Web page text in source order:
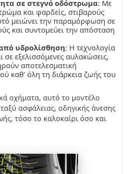
σε στεγνό οδόστρωμα: Με
και φαρδείς, στιβαρούς
μειώνει την παραμόρφωση σε
και συντομεύει την απόσταση
υδρολίσθηση: Η τεχνολογία
σε εξελισσόμενες αυλακώσεις,
αποτελεσματική
καθ’ όλη τη διάρκεια ζωής του
οχήματα, αυτό το μοντέλο
ασφάλειας, οδηγικής άνεσης
τόσο το καλοκαίρι όσο και